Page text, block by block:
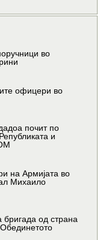
во
офицери во
почит по
и
на Армијата во
Михаило
од страна